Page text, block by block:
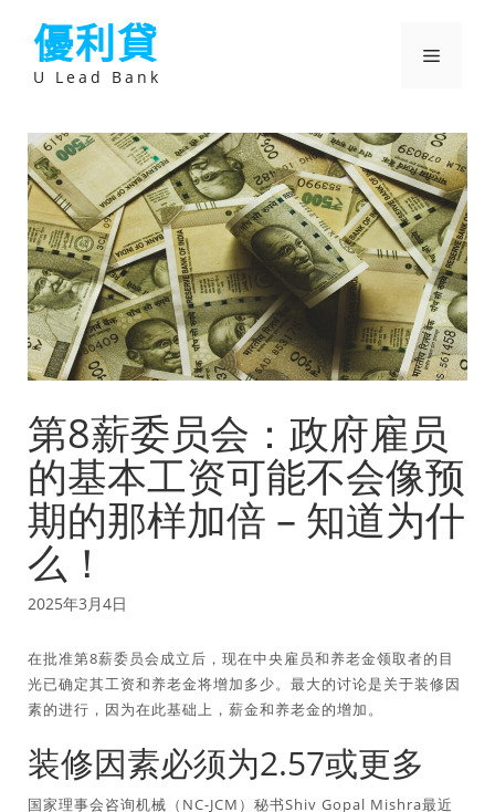
優利貸
U Lead Bank
選
第8薪委员会：政府雇员
的基本工资可能不会像预
期的那样加倍 – 知道为什
么！
2025年3月4日
在批准第8薪委员会成立后，现在中央雇员和养老金领取者的目
光已确定其工资和养老金将增加多少。最大的讨论是关于装修因
素的进行，因为在此基础上，薪金和养老金的增加。
装修因素必须为2.57或更多
国家理事会咨询机械（NC-JCM）秘书Shiv Gopal Mishra最近